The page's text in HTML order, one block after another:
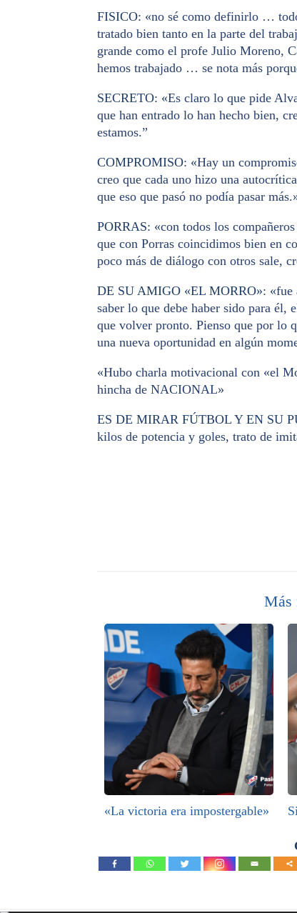
FISICO: «no sé como definirlo …
tratado bien tanto en la parte del
grande como el profe Julio Moreno,
hemos trabajado … se nota más
SECRETO: «Es claro lo que pide
que han entrado lo han hecho bien,
estamos.”
COMPROMISO: «Hay un
creo que cada uno hizo una
que eso que pasó no podía pasar
PORRAS: «con todos los
que con Porras coincidimos bien en
poco más de diálogo con otros sale,
DE SU AMIGO «EL MORRO»: «fue
saber lo que debe haber sido para él,
que volver pronto. Pienso que por lo
una nueva oportunidad en algún
«Hubo charla motivacional con «el
hincha de NACIONAL»
ES DE MIRAR FÚTBOL Y EN SU
kilos de potencia y goles, trato de
Más
«La victoria era impostergable»